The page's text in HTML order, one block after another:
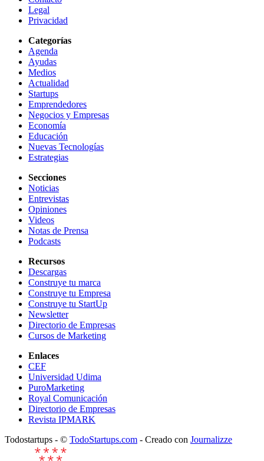
Legal
Privacidad
Categorías
Agenda
Ayudas
Medios
Actualidad
Startups
Emprendedores
Negocios y Empresas
Economía
Educación
Nuevas Tecnologías
Estrategias
Secciones
Noticias
Entrevistas
Opiniones
Videos
Notas de Prensa
Podcasts
Recursos
Descargas
Construye tu marca
Construye tu Empresa
Construye tu StartUp
Newsletter
Directorio de Empresas
Cursos de Marketing
Enlaces
CEF
Universidad Udima
PuroMarketing
Royal Comunicación
Directorio de Empresas
Revista IPMARK
Todostartups - © TodoStartups.com - Creado con Journalizze